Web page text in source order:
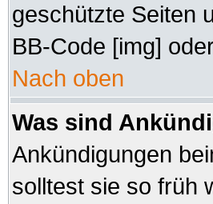
geschützte Seiten
BB-Code [img]
Nach oben
Was sind
Ankündigungen
solltest sie so früh